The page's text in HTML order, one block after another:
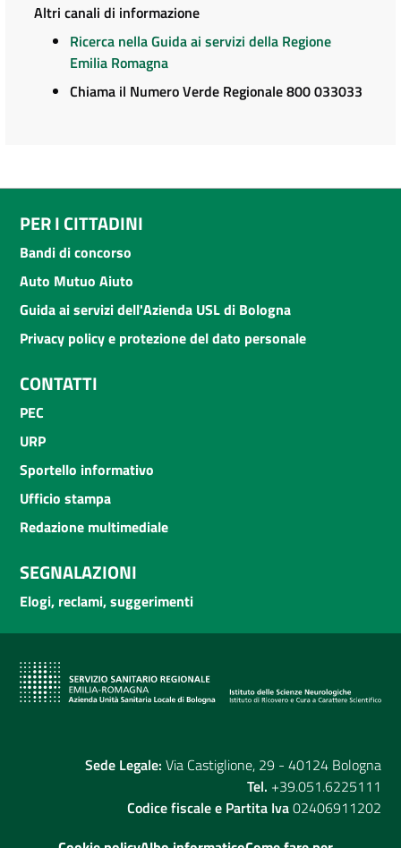
Altri canali di informazione
Ricerca nella Guida ai servizi della Regione
Emilia Romagna
Chiama il Numero Verde Regionale 800 033033
PER I CITTADINI
Bandi di concorso
Auto Mutuo Aiuto
Guida ai servizi dell'Azienda USL di Bologna
Privacy policy e protezione del dato personale
CONTATTI
PEC
URP
Sportello informativo
Ufficio stampa
Redazione multimediale
SEGNALAZIONI
Elogi, reclami, suggerimenti
Sede Legale: Via Castiglione, 29 - 40124 Bologna
Tel. +39.051.6225111
Codice fiscale e Partita Iva02406911202